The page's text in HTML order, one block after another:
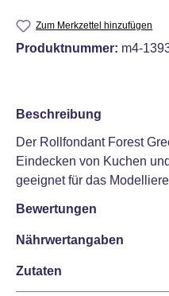
Zum Merkzettel hinzufügen
Produktnummer: m4-
Beschreibung
Der Rollfondant Forest
Eindecken von Kuchen
geeignet für das
Bewertungen
Nährwertangaben
Zutaten